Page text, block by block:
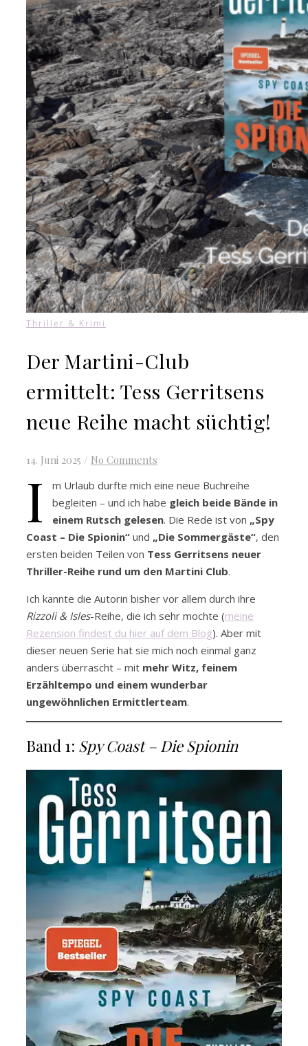
Thriller & Krimi
Der Martini-Club
ermittelt: Tess Gerritsens
neue Reihe macht süchtig!
14. Juni 2025 / No Comments
I
m Urlaub durfte mich eine neue Buchreihe
begleiten – und ich habe gleich beide Bände in
einem Rutsch gelesen. Die Rede ist von „Spy
Coast – Die Spionin“ und „Die Sommergäste“, den
ersten beiden Teilen von Tess Gerritsens neuer
Thriller-Reihe rund um den Martini Club.
Ich kannte die Autorin bisher vor allem durch ihre
Rizzoli & Isles-Reihe, die ich sehr mochte (meine
Rezension findest du hier auf dem Blog). Aber mit
dieser neuen Serie hat sie mich noch einmal ganz
anders überrascht – mit mehr Witz, feinem
Erzähltempo und einem wunderbar
ungewöhnlichen Ermittlerteam.
Band 1: Spy Coast – Die Spionin